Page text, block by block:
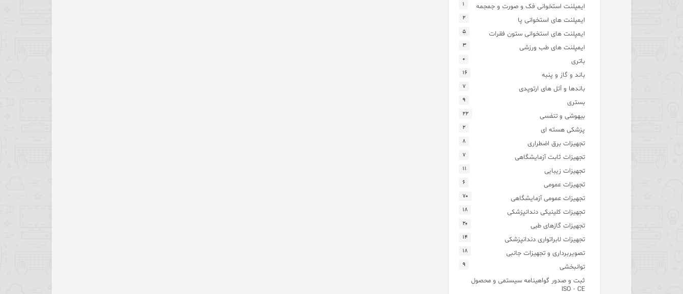
ایمپلنت استخوانی فک و صورت و جمجمه ۱
ایمپلنت های استخوانی پا ۲
ایمپلنت های استخوانی ستون فقرات ۵
ایمپلنت های طب ورزشی ۳
باتری ۰
باند و گاز و پنبه ۱۶
باندها و آتل های ارتوپدی ۷
بستری ۹
بیهوشی و تنفسی ۲۲
پزشکی هسته ای ۲
تجهیزات برق اضطراری ۸
تجهیزات ثابت آزمایشگاهی ۷
تجهیزات زیبایی ۱۱
تجهیزات عمومی ۶
تجهیزات عمومی آزمایشگاهی ۷۰
تجهیزات کلینیکی دندانپزشکی ۱۸
تجهیزات گازهای طبی ۲۰
تجهیزات لابراتواری دندانپزشکی ۱۴
تصویربرداری و تجهیزات جانبی ۱۸
توانبخشی ۹
ثبت و صدور گواهینامه سیستمی و محصول
ISO - CE